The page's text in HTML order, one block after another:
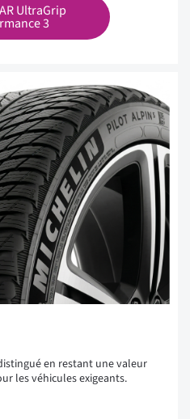
UltraGrip
3
en restant une valeur
les véhicules exigeants.